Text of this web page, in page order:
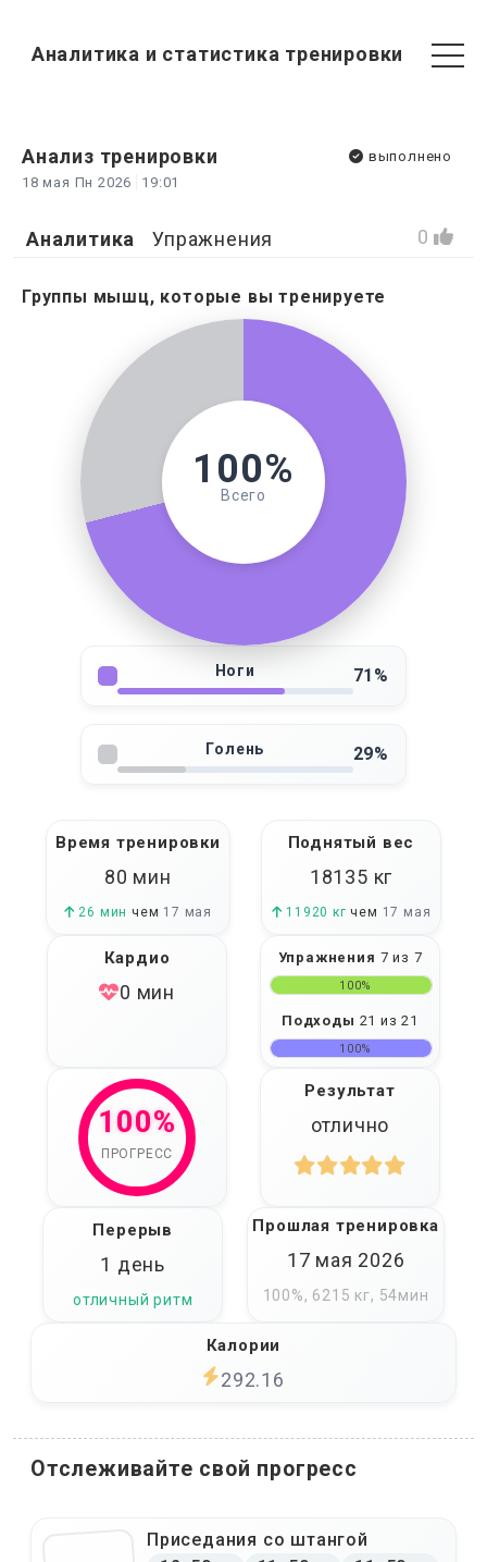
Аналитика и статистика тренировки
Анализ тренировки
18 мая Пн 2026 19:01
выполнено
Аналитика Упражнения 0
Группы мышц, которые вы тренируете
100%
Всего
Ноги 71%
Голень 29%
Время тренировки
80 мин
26 мин чем 17 мая
Поднятый вес
18135 кг
11920 кг чем 17 мая
Кардио
0 мин
Упражнения 7 из 7
100%
Подходы 21 из 21
100%
100%
ПРОГРЕСС
Результат
отлично
Перерыв
1 день
отличный ритм
Прошлая тренировка
17 мая 2026
100%, 6215 кг, 54мин
Калории
292.16
Отслеживайте свой прогресс
Приседания со штангой